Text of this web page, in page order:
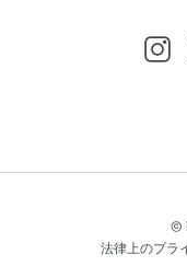
©
法律上のプラ